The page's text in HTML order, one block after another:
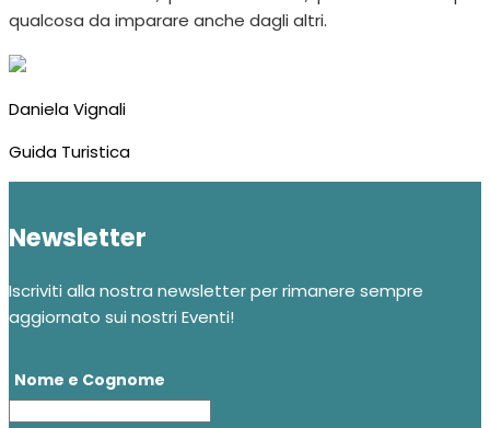
qualcosa da imparare anche dagli altri.
Daniela Vignali
Guida Turistica
Newsletter
Iscriviti alla nostra newsletter per rimanere sempre
aggiornato sui nostri Eventi!
Nome e Cognome